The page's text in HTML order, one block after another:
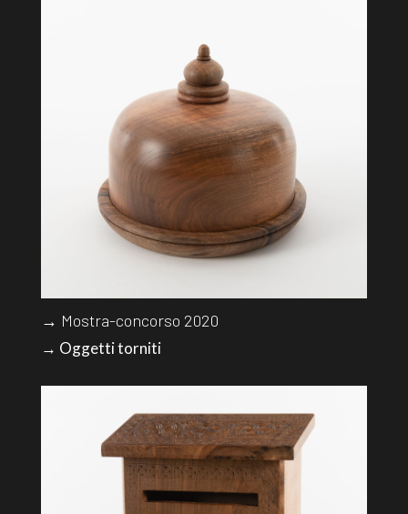
→ Mostra-concorso 2020
→ Oggetti torniti